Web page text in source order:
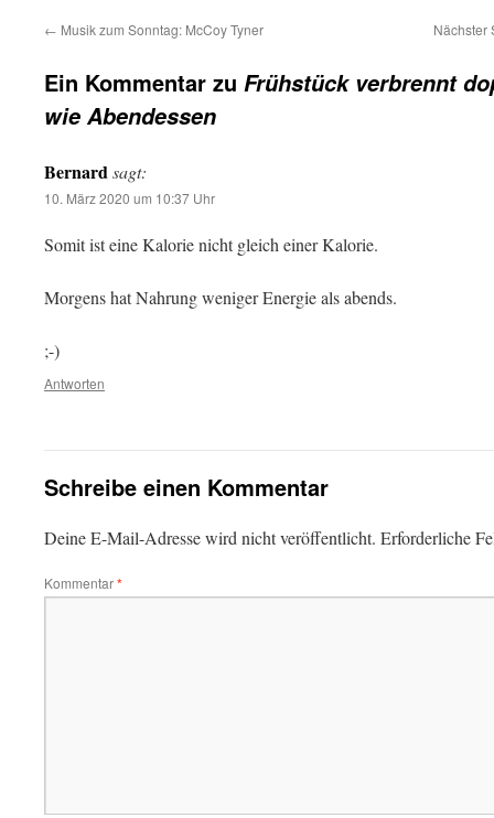
← Musik zum Sonntag: McCoy Tyner Nächster
Ein Kommentar zu Frühstück verbrennt
wie Abendessen
Bernardsagt:
10. März 2020 um 10:37 Uhr
Somit ist eine Kalorie nicht gleich einer Kalorie.
Morgens hat Nahrung weniger Energie als abends.
;-)
Antworten
Schreibe einen Kommentar
Deine E-Mail-Adresse wird nicht veröffentlicht. Erforderliche
Kommentar*